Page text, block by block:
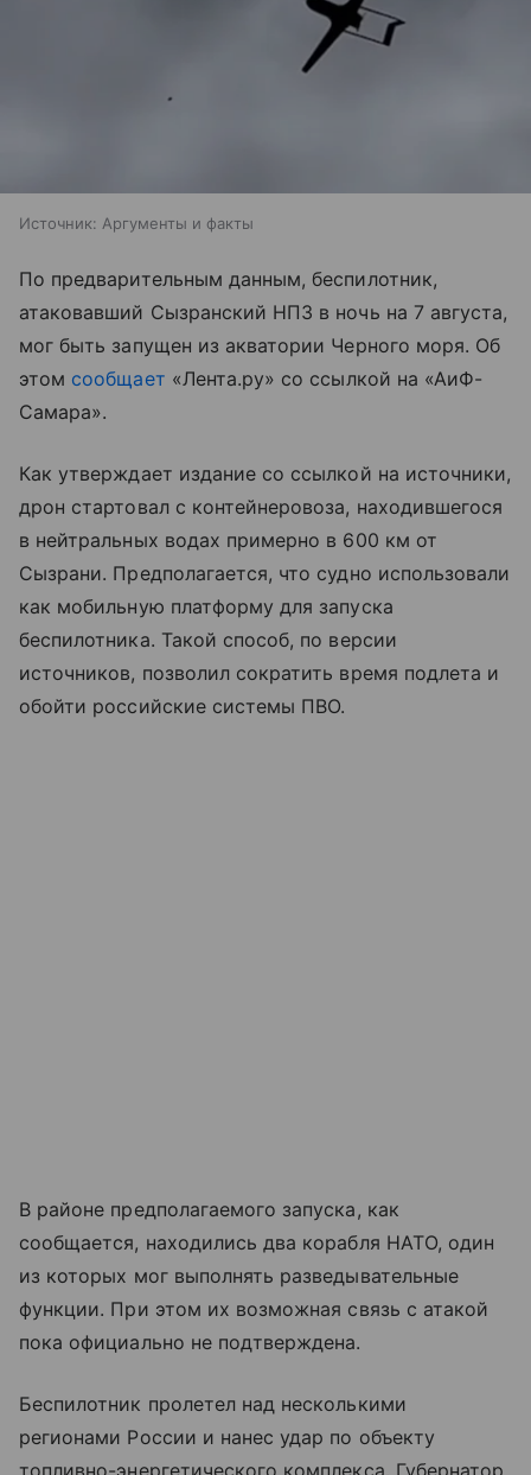
Источник: Аргументы и факты
По предварительным данным, беспилотник,
атаковавший Сызранский НПЗ в ночь на 7 августа,
мог быть запущен из акватории Черного моря. Об
этом сообщает «Лента.ру» со ссылкой на «АиФ-
Самара».
Как утверждает издание со ссылкой на источники,
дрон стартовал с контейнеровоза, находившегося
в нейтральных водах примерно в 600 км от
Сызрани. Предполагается, что судно использовали
как мобильную платформу для запуска
беспилотника. Такой способ, по версии
источников, позволил сократить время подлета и
обойти российские системы ПВО.
В районе предполагаемого запуска, как
сообщается, находились два корабля НАТО, один
из которых мог выполнять разведывательные
функции. При этом их возможная связь с атакой
пока официально не подтверждена.
Беспилотник пролетел над несколькими
регионами России и нанес удар по объекту